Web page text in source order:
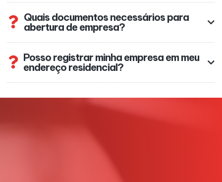
Quais documentos necessários para
abertura de empresa?
Posso registrar minha empresa em meu
endereço residencial?